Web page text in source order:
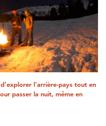
l'arrière-pays tout en
passer la nuit, même en